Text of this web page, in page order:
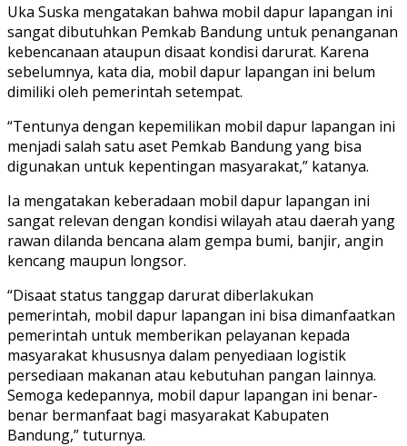
Uka Suska mengatakan bahwa mobil dapur lapangan ini
sangat dibutuhkan Pemkab Bandung untuk penanganan
kebencanaan ataupun disaat kondisi darurat. Karena
sebelumnya, kata dia, mobil dapur lapangan ini belum
dimiliki oleh pemerintah setempat.
“Tentunya dengan kepemilikan mobil dapur lapangan ini
menjadi salah satu aset Pemkab Bandung yang bisa
digunakan untuk kepentingan masyarakat,” katanya.
Ia mengatakan keberadaan mobil dapur lapangan ini
sangat relevan dengan kondisi wilayah atau daerah yang
rawan dilanda bencana alam gempa bumi, banjir, angin
kencang maupun longsor.
“Disaat status tanggap darurat diberlakukan
pemerintah, mobil dapur lapangan ini bisa dimanfaatkan
pemerintah untuk memberikan pelayanan kepada
masyarakat khususnya dalam penyediaan logistik
persediaan makanan atau kebutuhan pangan lainnya.
Semoga kedepannya, mobil dapur lapangan ini benar-
benar bermanfaat bagi masyarakat Kabupaten
Bandung,” tuturnya.